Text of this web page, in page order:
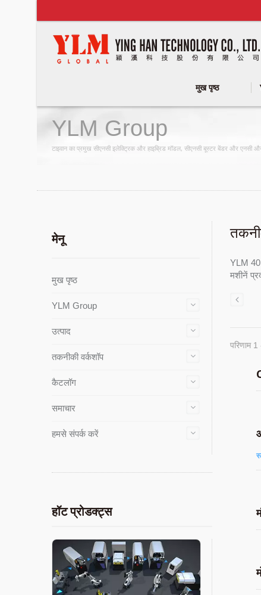
मुख पृष्ठ
YLM Group
टाइवान का प्रमुख सीएनसी इलेक्ट्रिक और हाइब्रिड मॉडल, सीएनसी बूस्टर बेंडर और एनसी और
मेनू
मुख पृष्ठ
YLM Group
उत्पाद
तकनीकी वर्कशॉप
कैटलॉग
समाचार
हमसे संपर्क करें
हॉट प्रोडक्ट्स
YLM 40
मशीनें
परिणाम